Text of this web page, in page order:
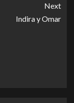
Next
Indira y Omar